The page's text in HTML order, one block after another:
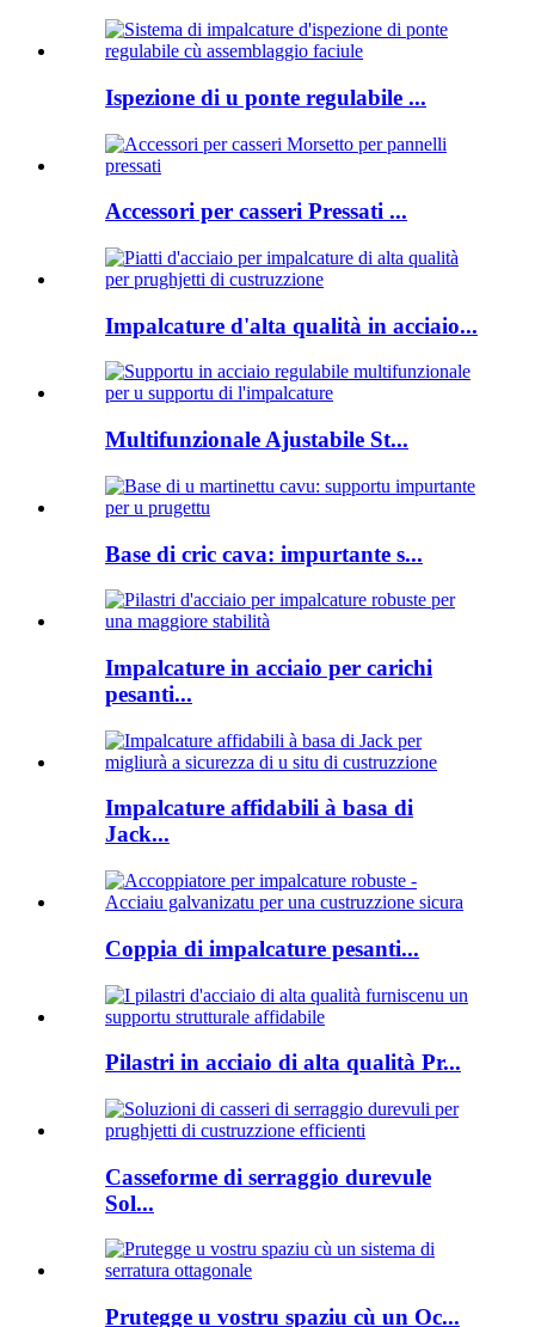
Ispezione di u ponte regulabile ...
Accessori per casseri Pressati ...
Impalcature d'alta qualità in acciaio...
Multifunzionale Ajustabile St...
Base di cric cava: impurtante s...
Impalcature in acciaio per carichi
pesanti...
Impalcature affidabili à basa di
Jack...
Coppia di impalcature pesanti...
Pilastri in acciaio di alta qualità Pr...
Casseforme di serraggio durevule
Sol...
Prutegge u vostru spaziu cù un Oc...